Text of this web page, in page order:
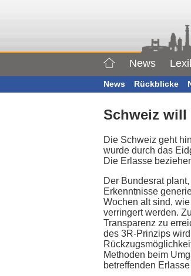
News
News Rückblicke
Schweiz will
Die Schweiz geht
wurde durch das
Die Erlasse
Der Bundesrat
Erkenntnisse
Wochen alt sind,
verringert werden.
Transparenz zu
des 3R-Prinzips
Methoden beim
betreffenden